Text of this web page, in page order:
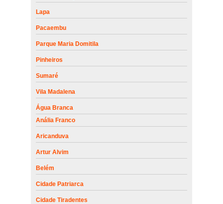
Lapa
Pacaembu
Parque Maria Domitila
Pinheiros
Sumaré
Vila Madalena
Água Branca
Anália Franco
Aricanduva
Artur Alvim
Belém
Cidade Patriarca
Cidade Tiradentes